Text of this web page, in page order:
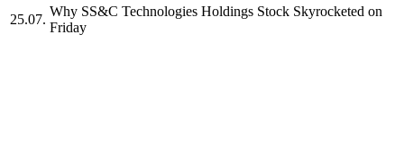
25.07.
Why SS&C Technologies Holdings Stock Skyrocketed on
Friday